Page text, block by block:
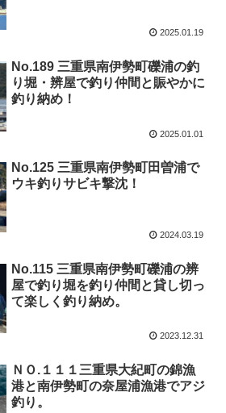
2025.01.19
No.189 三重県南伊勢町礫浦の釣
り堀・辨屋で釣り仲間と賑やかに
釣り納め！
2025.01.01
No.125 三重県南伊勢町田曽浦で
ウキ釣りサビキ撃沈！
2024.03.19
No.115 三重県南伊勢町礫浦の辨
屋で釣り堀を釣り仲間と貸し切っ
て楽しく釣り納め。
2023.12.31
ＮＯ.１１１三重県大紀町の錦漁
港と南伊勢町の奈屋浦漁港でアジ
釣り。